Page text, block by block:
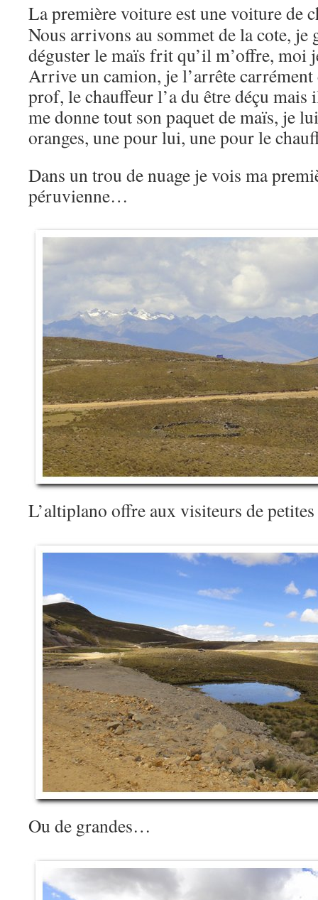
La première voiture est une voiture de
Nous arrivons au sommet de la cote, je
déguster le maïs frit qu’il m’offre, moi
Arrive un camion, je l’arrête
prof, le chauffeur l’a du être déçu mais
me donne tout son paquet de maïs, je
oranges, une pour lui, une pour le
Dans un trou de nuage je vois ma
péruvienne…
L’altiplano offre aux visiteurs de
Ou de grandes…